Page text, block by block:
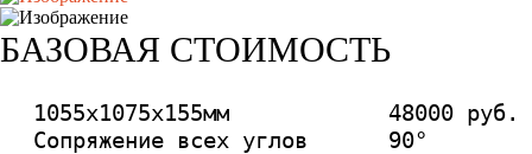
БАЗОВАЯ СТОИМОСТЬ
1055х1075х155мм
48000 руб.
Сопряжение всех углов
90°